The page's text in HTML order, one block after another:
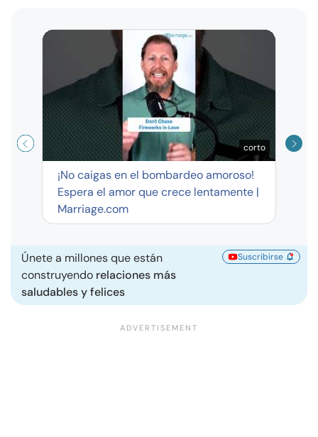
corto
¡No caigas en el bombardeo amoroso!
Espera el amor que crece lentamente |
Marriage.com
Únete a millones que están
construyendo relaciones más
saludables y felices
Suscribirse